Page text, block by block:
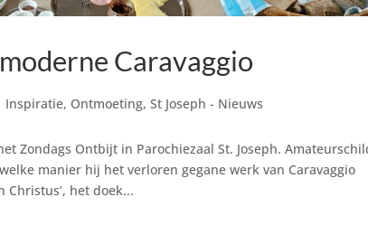
Caravaggio
Inspiratie, Ontmoeting,St Joseph - Nieuws
Zondags Ontbijt in Parochiezaal St. Joseph.
manier hij het verloren gegane werk van Caravaggio
Christus’, het doek...